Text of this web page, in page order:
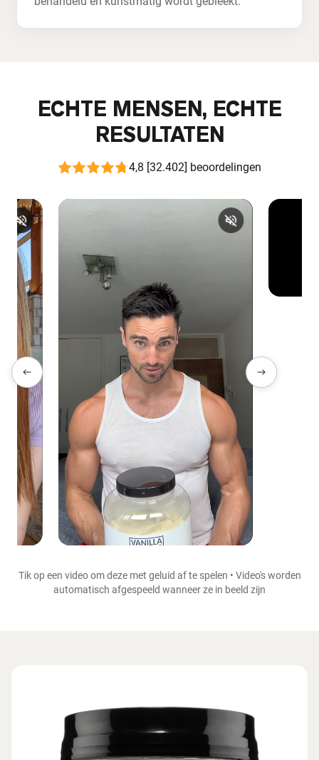
ECHTE MENSEN, ECHTE
RESULTATEN
4,8 [32.402] beoordelingen
Tik op een video om deze met geluid af te spelen • Video's worden
automatisch afgespeeld wanneer ze in beeld zijn
Shipping Country: Language:
Nu Kopen